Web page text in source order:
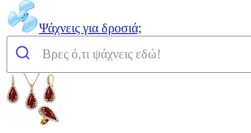
Ψάχνεις για δροσιά;